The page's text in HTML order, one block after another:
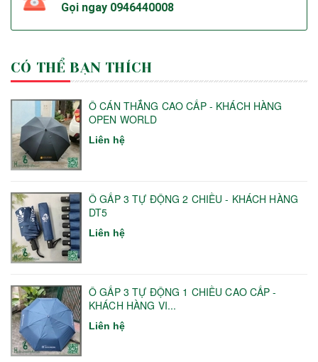
Gọi ngay 0946440008
CÓ THỂ BẠN THÍCH
Ô CÁN THẲNG CAO CẤP - KHÁCH HÀNG
OPEN WORLD
Liên hệ
Ô GẤP 3 TỰ ĐỘNG 2 CHIỀU - KHÁCH HÀNG
DT5
Liên hệ
Ô GẤP 3 TỰ ĐỘNG 1 CHIỀU CAO CẤP -
KHÁCH HÀNG VI...
Liên hệ